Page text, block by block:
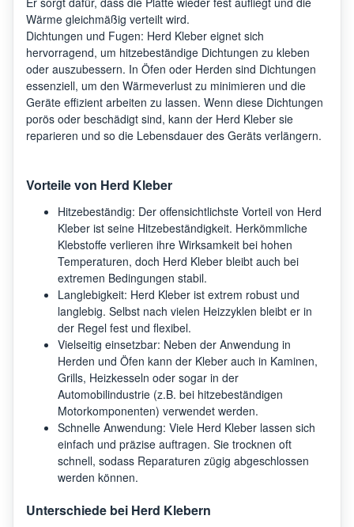
Wärme gleichmäßig verteilt wird.
Dichtungen und Fugen: Herd Kleber eignet sich
hervorragend, um hitzebeständige Dichtungen zu kleben
oder auszubessern. In Öfen oder Herden sind Dichtungen
essenziell, um den Wärmeverlust zu minimieren und die
Geräte effizient arbeiten zu lassen. Wenn diese Dichtungen
porös oder beschädigt sind, kann der Herd Kleber sie
reparieren und so die Lebensdauer des Geräts verlängern.
Vorteile von Herd Kleber
Hitzebeständig: Der offensichtlichste Vorteil von Herd
Kleber ist seine Hitzebeständigkeit. Herkömmliche
Klebstoffe verlieren ihre Wirksamkeit bei hohen
Temperaturen, doch Herd Kleber bleibt auch bei
extremen Bedingungen stabil.
Langlebigkeit: Herd Kleber ist extrem robust und
langlebig. Selbst nach vielen Heizzyklen bleibt er in
der Regel fest und flexibel.
Vielseitig einsetzbar: Neben der Anwendung in
Herden und Öfen kann der Kleber auch in Kaminen,
Grills, Heizkesseln oder sogar in der
Automobilindustrie (z.B. bei hitzebeständigen
Motorkomponenten) verwendet werden.
Schnelle Anwendung: Viele Herd Kleber lassen sich
einfach und präzise auftragen. Sie trocknen oft
schnell, sodass Reparaturen zügig abgeschlossen
werden können.
Unterschiede bei Herd Klebern